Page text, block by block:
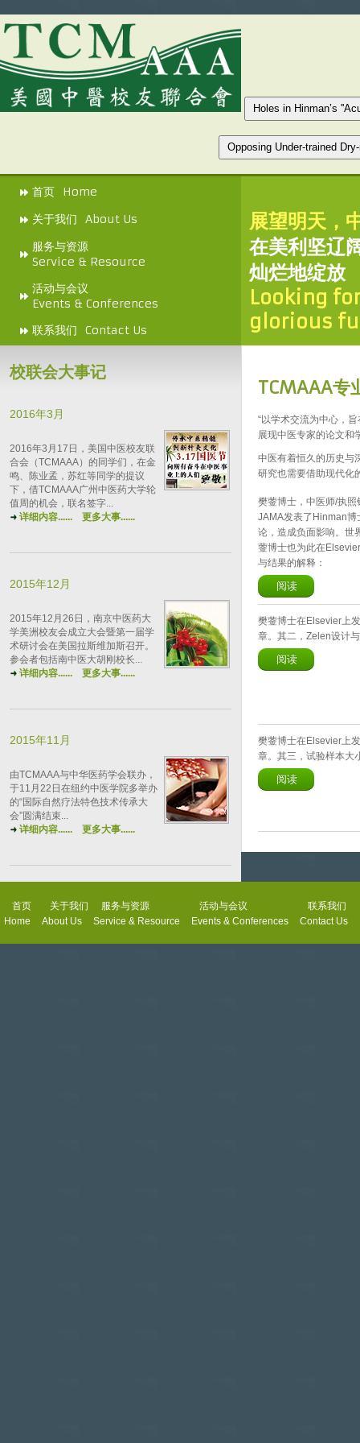
首页 Home
关于我们 About Us
服务与资源
Service & Resource
活动与会议
Events & Conferences
联系我们 Contact Us
展望明天，
在美利坚辽
灿烂地绽放
Looking
glorious
校联会大事记
2016年3月
2016年3月17日，美国中医校友联
合会（TCMAAA）的同学们，在金
鸣、陈业孟，苏红等同学的提议
下，借TCMAAA广州中医药大学轮
值周的机会，联名签字...
详细内容......
更多大事......
2015年12月
2015年12月26日，南京中医药大
学美洲校友会成立大会暨第一届学
术研讨会在美国拉斯维加斯召开。
参会者包括南中医大胡刚校长...
详细内容......
更多大事......
2015年11月
由TCMAAA与中华医药学会联办，
于11月22日在纽约中医学院多举办
的“国际自然疗法特色技术传承大
会”圆满结束...
详细内容......
更多大事......
TCMAAA专
“以学术交流为中心，
展现中医专家的论文和
中医有着恒久的历史与
研究也需要借助现代化
樊蓥博士，中医师/执
JAMA发表了Hinman博
论，造成负面影响。世
蓥博士也为此在
与结果的解释：
阅读
樊蓥博士在Elsevier上
章。其二，Zelen设计
阅读
樊蓥博士在Elsevier上
章。其三，试验样本大
阅读
首页
Home
关于我们
About Us
服务与资源
Service & Resource
活动与会议
Events & Conferences
联系我们
Contact Us